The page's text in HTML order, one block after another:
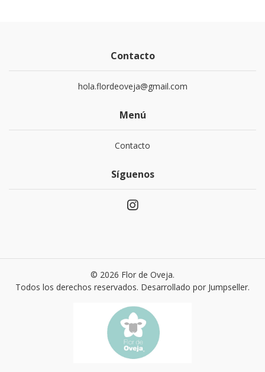
Contacto
hola.flordeoveja@gmail.com
Menú
Contacto
Síguenos
© 2026 Flor de Oveja.
Todos los derechos reservados. Desarrollado por Jumpseller.